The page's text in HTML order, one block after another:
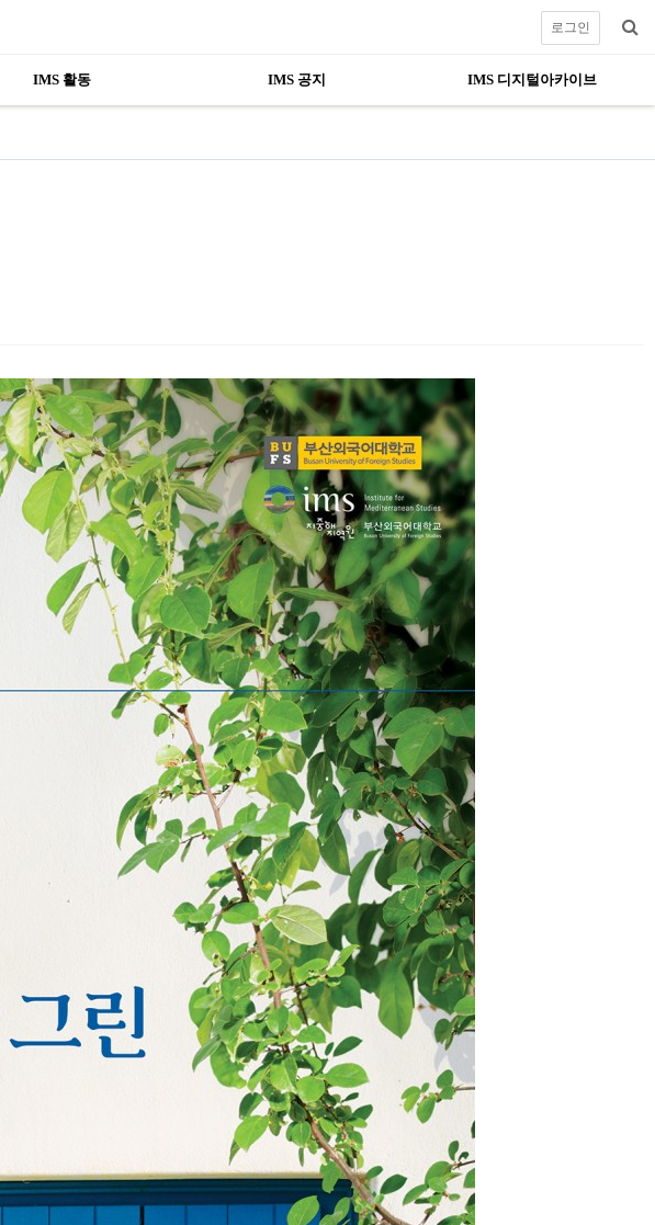
IMS 활동 IMS 공지 IMS 디지털아카이브
로그인